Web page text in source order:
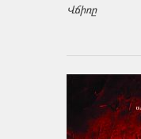
Վճիռը